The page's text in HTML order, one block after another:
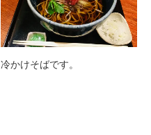
冷かけそばです。